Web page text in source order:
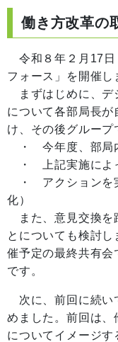
働き方改革の
令和８年２月17日
フォース」を開催し
まずはじめに、デ
について各部局長
け、その後グループ
・ 今年度、部局
・ 上記実施によ
・ アクションを
化）
また、意見交換を
とについても検討
催予定の最終共有会
です。
次に、前回に続い
めました。前回は、
についてイメージす